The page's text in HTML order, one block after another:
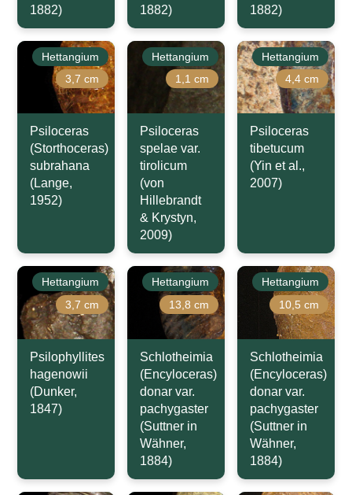
1882)
1882)
1882)
Hettangium
3,7 cm
Psiloceras
(Storthoceras)
subrahana
(Lange,
1952)
Hettangium
1,1 cm
Psiloceras
spelae var.
tirolicum
(von
Hillebrandt
& Krystyn,
2009)
Hettangium
4,4 cm
Psiloceras
tibetucum
(Yin et al.,
2007)
Hettangium
3,7 cm
Psilophyllites
hagenowii
(Dunker,
1847)
Hettangium
13,8 cm
Schlotheimia
(Encyloceras)
donar var.
pachygaster
(Suttner in
Wähner,
1884)
Hettangium
10,5 cm
Schlotheimia
(Encyloceras)
donar var.
pachygaster
(Suttner in
Wähner,
1884)